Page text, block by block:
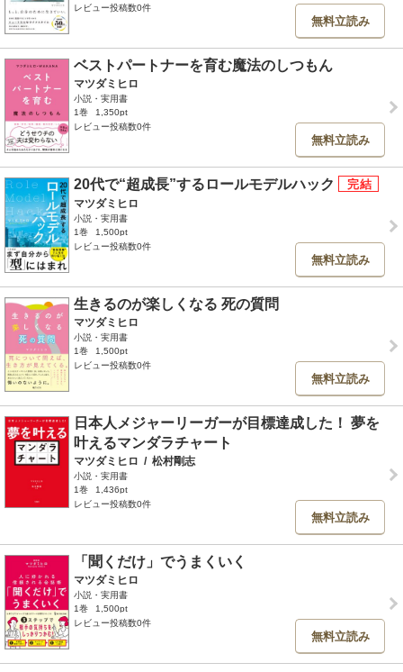
レビュー投稿数0件
無料立読み
ベストパートナーを育む魔法のしつもん
マツダミヒロ
小説・実用書
1巻
1,350pt
レビュー投稿数0件
無料立読み
20代で“超成長”するロールモデルハック
マツダミヒロ
小説・実用書
1巻
1,500pt
レビュー投稿数0件
無料立読み
生きるのが楽しくなる 死の質問
マツダミヒロ
小説・実用書
1巻
1,500pt
レビュー投稿数0件
無料立読み
日本人メジャーリーガーが目標達成した！ 夢を
叶えるマンダラチャート
マツダミヒロ / 松村剛志
小説・実用書
1巻
1,436pt
レビュー投稿数0件
無料立読み
「聞くだけ」でうまくいく
マツダミヒロ
小説・実用書
1巻
1,500pt
レビュー投稿数0件
無料立読み